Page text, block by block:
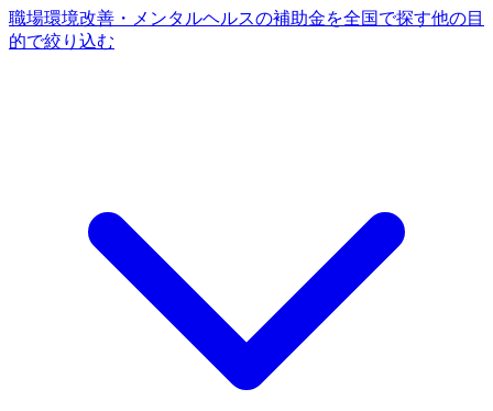
職場環境改善・メンタルヘルスの補助金を全国で探す他の目
的で絞り込む